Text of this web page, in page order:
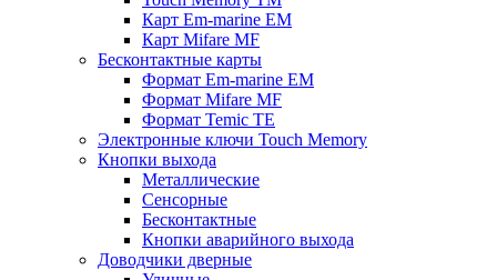
Карт Em-marine EM
Карт Mifare MF
Бесконтактные карты
Формат Em-marine EM
Формат Mifare MF
Формат Temic TE
Электронные ключи Touch Memory
Кнопки выхода
Металлические
Сенсорные
Бесконтактные
Кнопки аварийного выхода
Доводчики дверные